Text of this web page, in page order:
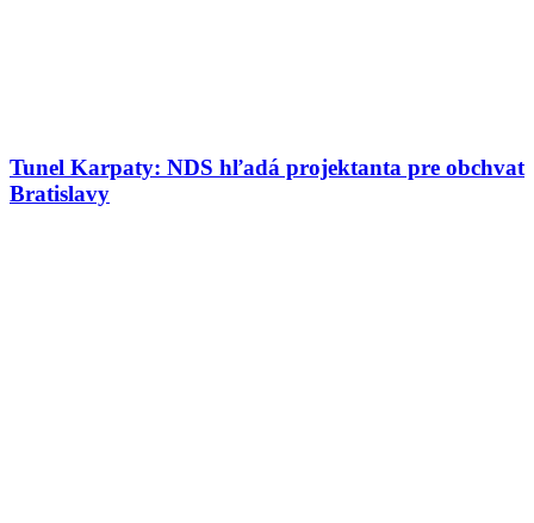
Tunel Karpaty: NDS hľadá projektanta pre obchvat
Bratislavy